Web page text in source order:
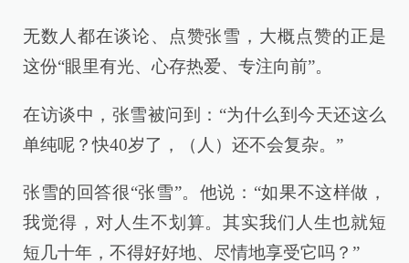
无数人都在谈论、点赞张雪，大概点赞的正是
这份“眼里有光、心存热爱、专注向前”。
在访谈中，张雪被问到：“为什么到今天还这么
单纯呢？快40岁了，（人）还不会复杂。”
张雪的回答很“张雪”。他说：“如果不这样做，
我觉得，对人生不划算。其实我们人生也就短
短几十年，不得好好地、尽情地享受它吗？”